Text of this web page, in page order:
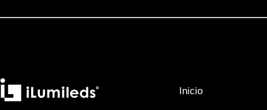
Inicio